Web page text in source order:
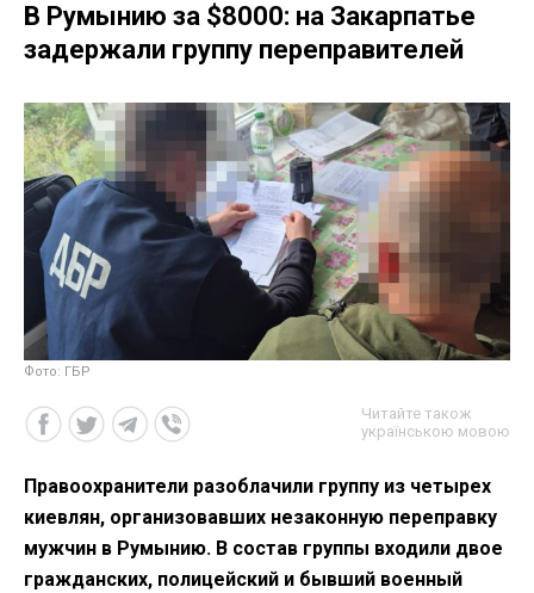
В Румынию за $8000: на Закарпатье
задержали группу переправителей
Фото: ГБР
Читайте також
українською мовою
Правоохранители разоблачили группу из четырех
киевлян, организовавших незаконную переправку
мужчин в Румынию. В состав группы входили двое
гражданских, полицейский и бывший военный